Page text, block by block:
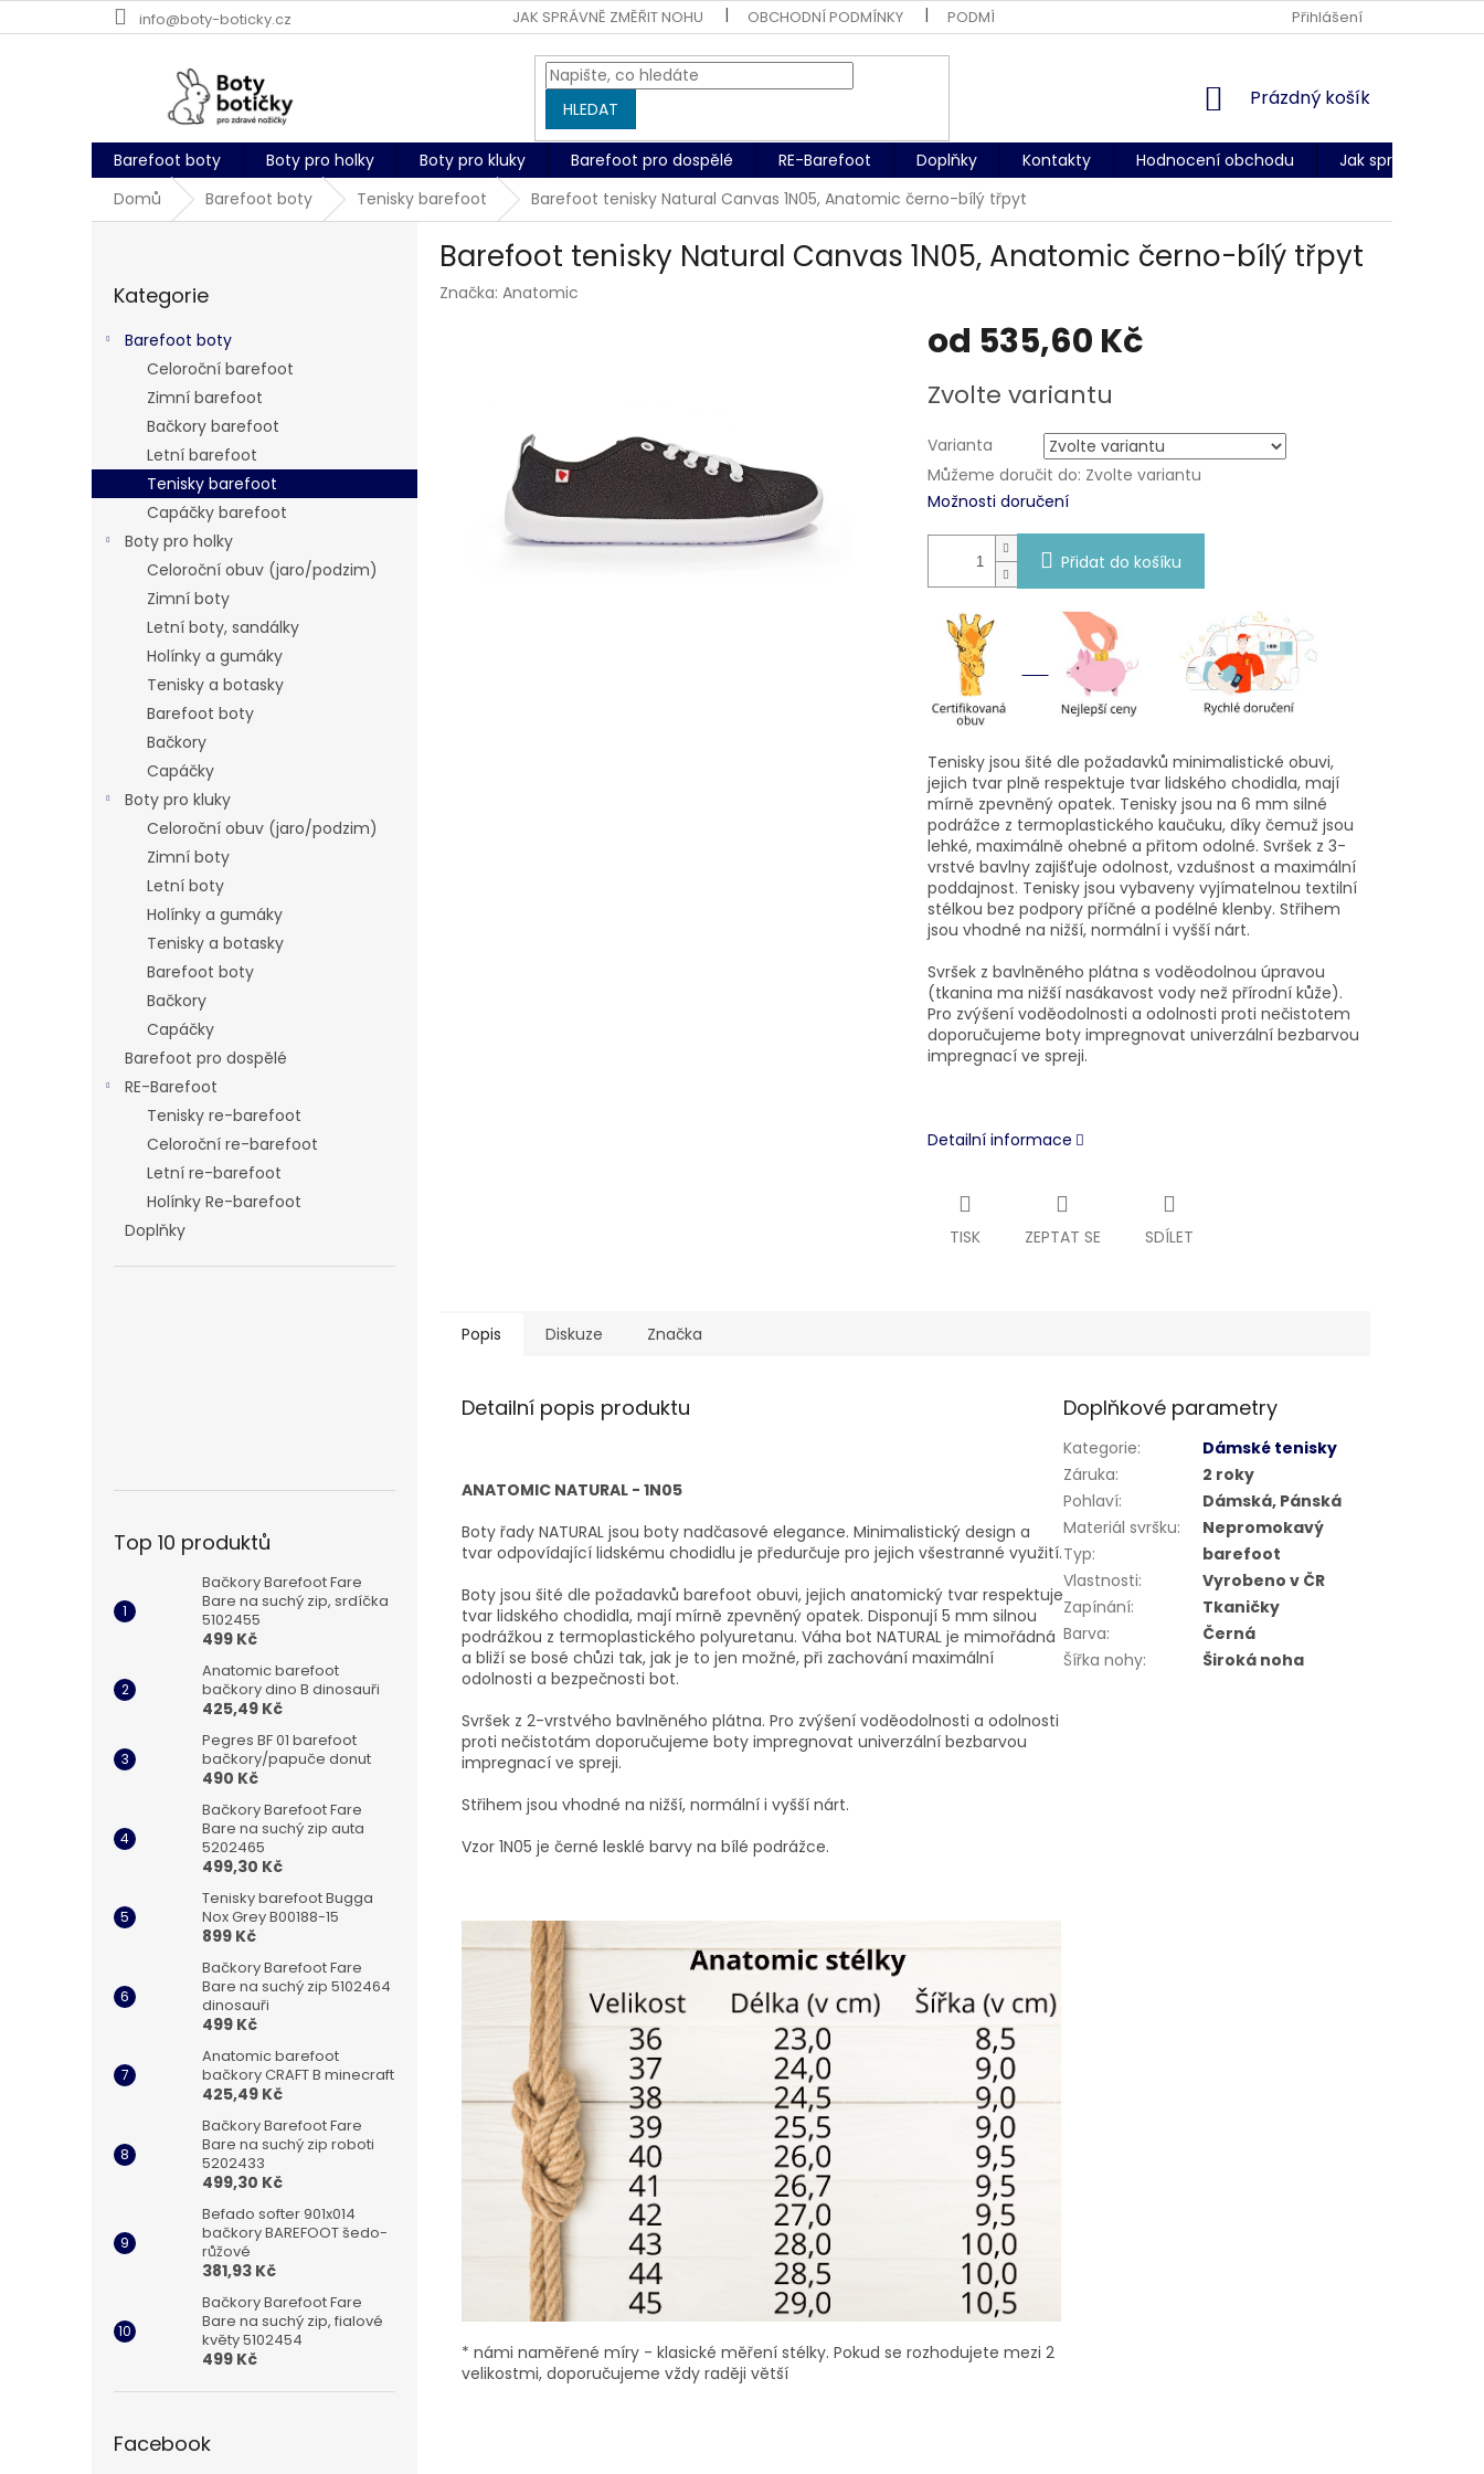
na
info@boty-boticky.cz JAK SPRÁVNĚ ZMĚŘIT NOHU OBCHODNÍ PODMÍNKY PODMÍNKY OCHRANY OSOBNÍCH ÚDAJŮ DODACÍ PODMÍNKY
Přihlášení
HLEDAT
NÁKUPNÍ
Prázdný košík
Barefoot boty Boty pro holky Boty pro kluky Barefoot pro dospělé RE-Barefoot Doplňky Kontakty Hodnocení obchodu
Jak správně
Domů
Barefoot boty Tenisky barefoot Barefoot tenisky Natural Canvas 1N05, Anatomic černo-bílý třpyt
a
n
kategorie
Kategorie
Barefoot boty
Celoroční barefoot
Zimní barefoot
Bačkory barefoot
Letní barefoot
Tenisky barefoot
Capáčky barefoot
Boty pro holky
Celoroční obuv (jaro/podzim)
Zimní boty
Letní boty, sandálky
Holínky a gumáky
Tenisky a botasky
Barefoot boty
Bačkory
Capáčky
Boty pro kluky
Celoroční obuv (jaro/podzim)
Zimní boty
Letní boty
Holínky a gumáky
Tenisky a botasky
Barefoot boty
Bačkory
Capáčky
Barefoot pro dospělé
RE-Barefoot
Tenisky re-barefoot
Celoroční re-barefoot
Letní re-barefoot
Holínky Re-barefoot
Doplňky
Top 10 produktů
Bačkory Barefoot Fare
Bare na suchý zip, srdíčka
5102455
499 Kč
Anatomic barefoot
bačkory dino B dinosauři
425,49 Kč
Pegres BF 01 barefoot
bačkory/papuče donut
490 Kč
Bačkory Barefoot Fare
Bare na suchý zip auta
5202465
499,30 Kč
Tenisky barefoot Bugga
Nox Grey B00188-15
899 Kč
Bačkory Barefoot Fare
Bare na suchý zip 5102464
dinosauři
499 Kč
Anatomic barefoot
bačkory CRAFT B minecraft
425,49 Kč
Bačkory Barefoot Fare
Bare na suchý zip roboti
5202433
499,30 Kč
Befado softer 901x014
bačkory BAREFOOT šedo-
růžové
381,93 Kč
Bačkory Barefoot Fare
Bare na suchý zip, fialové
květy 5102454
499 Kč
Facebook
Barefoot tenisky Natural Canvas 1N05, Anatomic černo-bílý třpyt
Značka: Anatomic
od 535,60 Kč
cena:
Zvolte variantu
Varianta
Můžeme doručit do: Zvolte variantu
Možnosti doručení
Přidat do košíku
Tenisky jsou šité dle požadavků minimalistické obuvi,
jejich tvar plně respektuje tvar lidského chodidla, mají
mírně zpevněný opatek. Tenisky jsou na 6 mm silné
podrážce z termoplastického kaučuku, díky čemuž jsou
lehké, maximálně ohebné a přitom odolné. Svršek z 3-
vrstvé bavlny zajišťuje odolnost, vzdušnost a maximální
poddajnost. Tenisky jsou vybaveny vyjímatelnou textilní
stélkou bez podpory příčné a podélné klenby. Střihem
jsou vhodné na nižší, normální i vyšší nárt.
Svršek z bavlněného plátna s voděodolnou úpravou
(tkanina ma nižší nasákavost vody než přírodní kůže).
Pro zvýšení voděodolnosti a odolnosti proti nečistotem
doporučujeme boty impregnovat univerzální bezbarvou
impregnací ve spreji.
Detailní informace
TISK ZEPTAT SE SDÍLET
Popis Diskuze Značka
Detailní popis produktu
ANATOMIC NATURAL - 1N05
Boty řady NATURAL jsou boty nadčasové elegance. Minimalistický design a
tvar odpovídající lidskému chodidlu je předurčuje pro jejich všestranné využití.
Boty jsou šité dle požadavků barefoot obuvi, jejich anatomický tvar respektuje
tvar lidského chodidla, mají mírně zpevněný opatek. Disponují 5 mm silnou
podrážkou z termoplastického polyuretanu. Váha bot NATURAL je mimořádná
a bliží se bosé chůzi tak, jak je to jen možné, při zachování maximální
odolnosti a bezpečnosti bot.
Svršek z 2-vrstvého bavlněného plátna. Pro zvýšení voděodolnosti a odolnosti
proti nečistotám doporučujeme boty impregnovat univerzální bezbarvou
impregnací ve spreji.
Střihem jsou vhodné na nižší, normální i vyšší nárt.
Vzor 1N05 je černé lesklé barvy na bílé podrážce.
* námi naměřené míry - klasické měření stélky. Pokud se rozhodujete mezi 2
velikostmi, doporučujeme vždy raději větší
Doplňkové parametry
Kategorie:
Dámské tenisky
Záruka:
2 roky
Pohlaví:
Dámská, Pánská
Materiál svršku:
Nepromokavý
Typ:
barefoot
Vlastnosti:
Vyrobeno v ČR
Zapínání:
Tkaničky
Barva:
Černá
Šířka nohy: Široká noha